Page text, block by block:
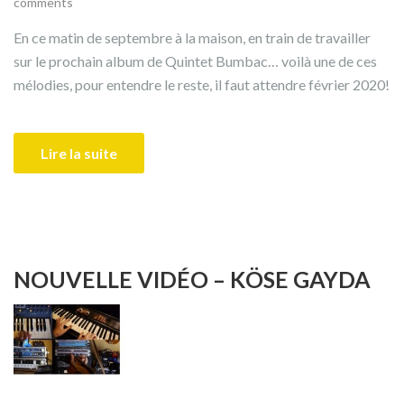
En ce matin de septembre à la maison, en train de travailler
sur le prochain album de Quintet Bumbac… voilà une de ces
mélodies, pour entendre le reste, il faut attendre février 2020!
Lire la suite
NOUVELLE VIDÉO – KÖSE GAYDA